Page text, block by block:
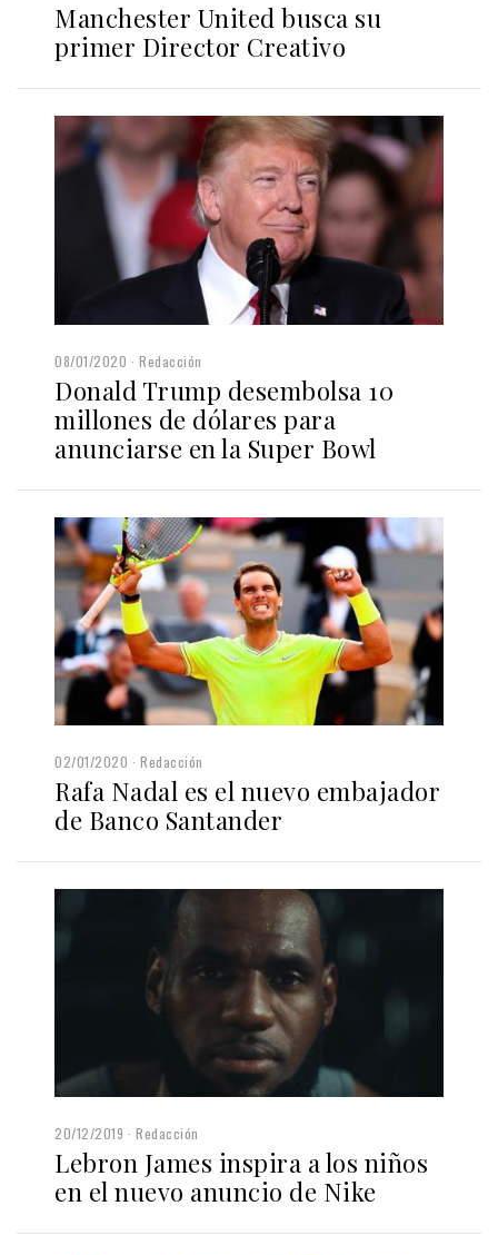
Manchester United busca su
primer Director Creativo
08/01/2020 Redacción
Donald Trump desembolsa 10
millones de dólares para
anunciarse en la Super Bowl
02/01/2020 Redacción
Rafa Nadal es el nuevo embajador
de Banco Santander
20/12/2019 Redacción
Lebron James inspira a los niños
en el nuevo anuncio de Nike